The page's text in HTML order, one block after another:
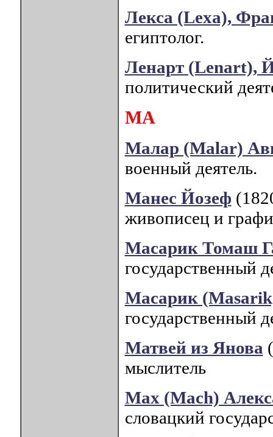
Лекса (Lexa),
египтолог.
Ленарт (Lenart),
политический
МА
Малар (Malar)
военный деятель.
Манес Йозеф
живописец и
Масарик Томаш
государственный
Масарик
государственный
Матвей из Янова
мыслитель
Max (Mach)
словацкий